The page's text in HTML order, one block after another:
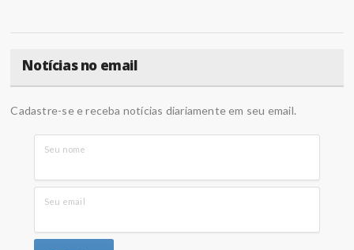
Notícias no email
Cadastre-se e receba notícias diariamente em seu email.
Seu nome
Seu email